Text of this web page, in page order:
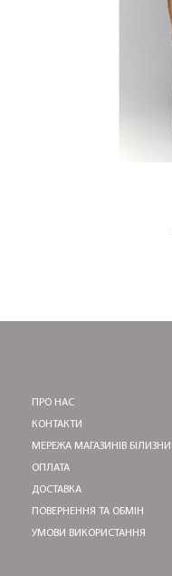
ПРО НАС
КОНТАКТИ
МЕРЕЖА МАГАЗИНІВ БІЛИЗНИ
ОПЛАТА
ДОСТАВКА
ПОВЕРНЕННЯ ТА ОБМІН
УМОВИ ВИКОРИСТАННЯ